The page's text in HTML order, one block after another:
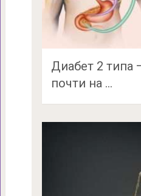
Диабет 2 типа
почти на …